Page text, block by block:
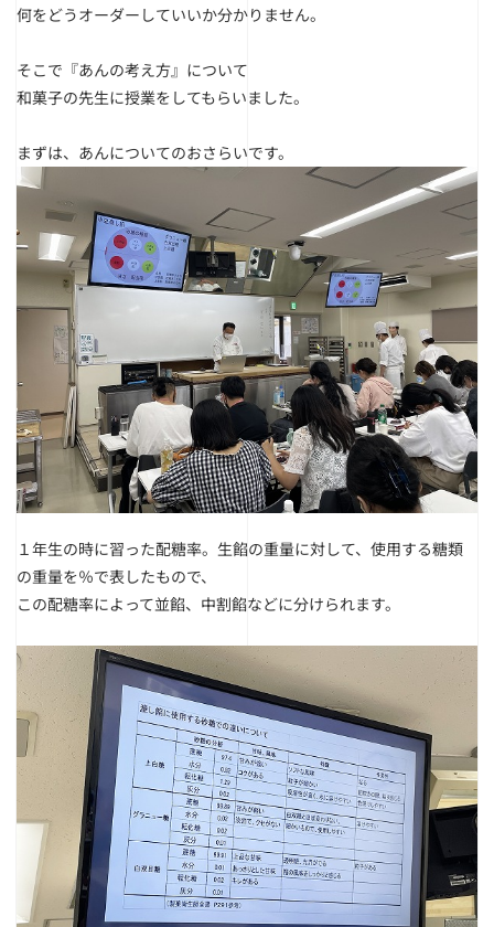
何をどうオーダーしていいか分かりません。
そこで『あんの考え方』について
和菓子の先生に授業をしてもらいました。
まずは、あんについてのおさらいです。
１年生の時に習った配糖率。 生餡の重量に対して、使用する糖類
の重量を％で表したもので、
この配糖率によって並餡、中割餡などに分けられます。